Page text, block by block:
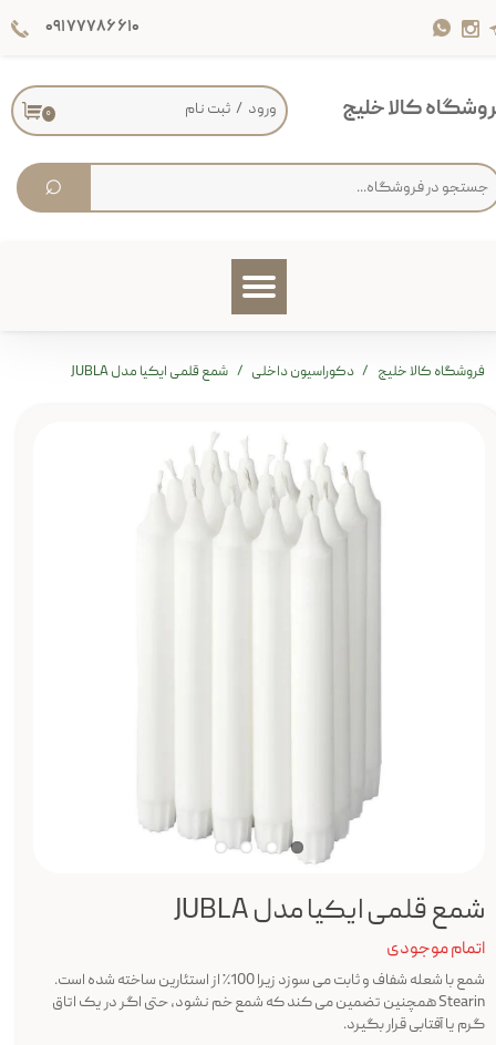
⌕
۰۹۱۷۷۷۸۶۶۱۰
۰ ورود / ثبت نام
تغییر گذر واژه
خروج از حساب کاربری
کالا خلیج
فروشگاه کالا خلیج دکوراسیون داخلی شمع قلمی ایکیا مدل JUBLA
شمع قلمی ایکیا مدل JUBLA
اتمام موجودی
شمع با شعله شفاف و ثابت می سوزد زیرا 100٪ از استئارین ساخته شده است.
Stearin همچنین تضمین می کند که شمع خم نشود، حتی اگر در یک اتاق
گرم یا آفتابی قرار بگیرد.